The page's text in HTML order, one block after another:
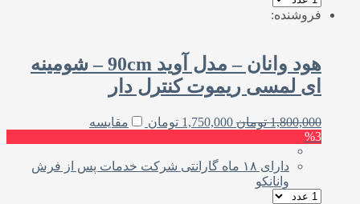
فروشنده:
هود وانان – مدل آوید 90cm – شومینه
ای لمسی ریموت کنترل دار
1,800,000 تومان 1,750,000 تومان
مقایسه
%3
دارای ۱۸ ماه گارانتی شرکت خدمات پس از فرش
وانانکو